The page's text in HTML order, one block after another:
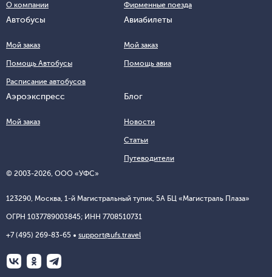
© 2003-2026, ООО «УФС»
123290, Москва, 1-й Магистральный тупик, 5А БЦ «Магистраль Плаза»
ОГРН 1037789003845; ИНН 7708510731
+7 (495) 269-83-65 support@ufs.travel
О компании Фирменные поезда
Автобусы
Мой заказ
Помощь Автобусы
Расписание автобусов
Авиабилеты
Мой заказ
Помощь авиа
Аэроэкспресс
Мой заказ
Блог
Новости
Статьи
Путеводители